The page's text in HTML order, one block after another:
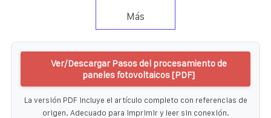
Más
Ver/Descargar Pasos del procesamiento de
paneles fotovoltaicos [PDF]
La versión PDF incluye el artículo completo con referencias de
origen. Adecuado para imprimir y leer sin conexión.